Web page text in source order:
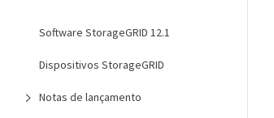
Software StorageGRID 12.1
Dispositivos StorageGRID
Notas de lançamento